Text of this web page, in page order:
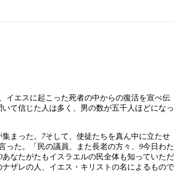
イエスに起こった死者の中からの復活を宣べ伝
て信じた人は多く、男の数が五千人ほどになっ
まった。 7そして、使徒たちを真ん中に立たせ
った。「民の議員、また長老の方々、 9今日わた
あなたがたもイスラエルの民全体も知っていただ
ザレの人、イエス・キリストの名によるもので